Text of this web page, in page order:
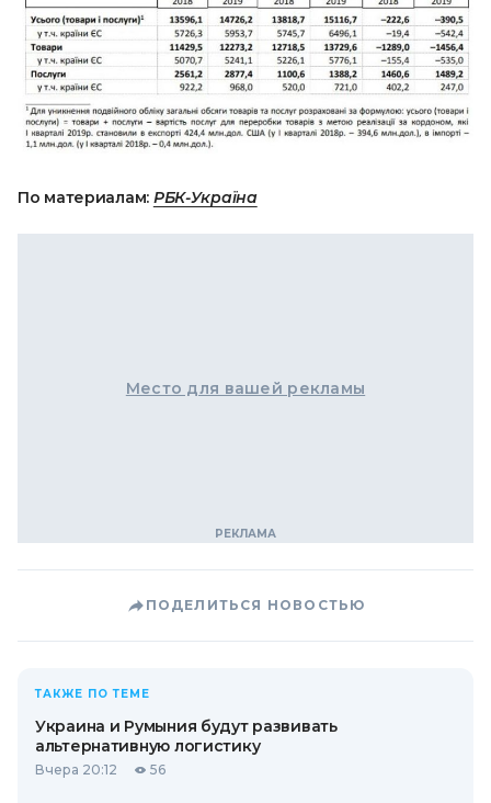
По материалам: РБК-Україна
Место для вашей рекламы
ПОДЕЛИТЬСЯ НОВОСТЬЮ
ТАКЖЕ ПО ТЕМЕ
Украина и Румыния будут развивать
альтернативную логистику
Вчера 20:12 56